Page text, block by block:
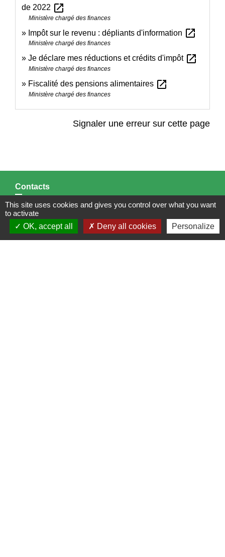
de 2022 open_in_new
Ministère chargé des finances
Impôt sur le revenu : dépliants d'information open_in_new
Ministère chargé des finances
Je déclare mes réductions et crédits d'impôt open_in_new
Ministère chargé des finances
Fiscalité des pensions alimentaires open_in_new
Ministère chargé des finances
Signaler une erreur sur cette page
Contacts
Mairie de Brains
2 place de la Mairie
44830 Brains - FRANCE
+33 2 40 65 51 30
This site uses cookies and gives you control over what you want
to activate
OK, accept all
Deny all cookies Personalize